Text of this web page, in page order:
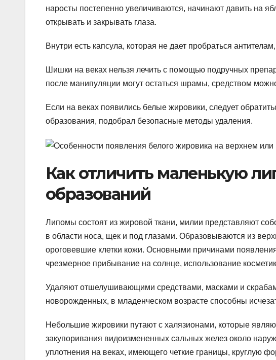
наросты постепенно увеличиваются, начинают давить на
открывать и закрывать глаза.
Внутри есть капсула, которая не дает пробраться
Шишки на веках нельзя лечить с помощью подручных
после манипуляции могут остаться шрамы, средством
Если на веках появились белые жировики, следует
образования, подобрал безопасные методы удаления.
Как отличить маленькую
образований
Липомы состоят из жировой ткани, милии представляют
в области носа, щек и под глазами. Образовываются из
ороговевшие клетки кожи. Основными причинами
чрезмерное прибывание на солнце, использование
Удаляют отшелушивающими средствами, масками и
новорожденных, в младенческом возрасте способны
Небольшие жировики путают с халязионами, которые
закупоривания видоизмененных сальных желез около
уплотнения на веках, имеющего четкие границы, круглую